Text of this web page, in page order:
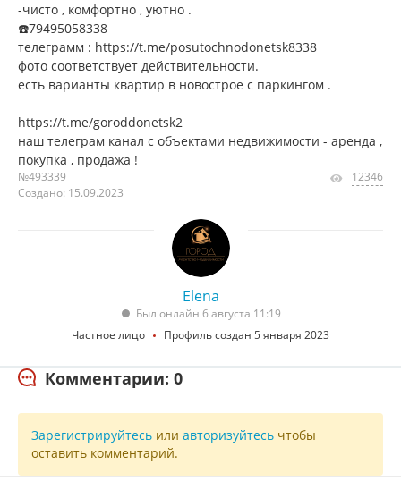
-чисто , комфортно , уютно .
☎️79495058338
телеграмм : https://t.me/posutochnodonetsk8338
фото соответствует действительности.
есть варианты квартир в новострое с паркингом .
https://t.me/goroddonetsk2
наш телеграм канал с объектами недвижимости - аренда ,
покупка , продажа !
№493339
Создано: 15.09.2023
12346
Elena
Был онлайн 6 августа 11:19
Частное лицо
Профиль создан 5 января 2023
Комментарии: 0
Зарегистрируйтесь или авторизуйтесь чтобы
оставить комментарий.